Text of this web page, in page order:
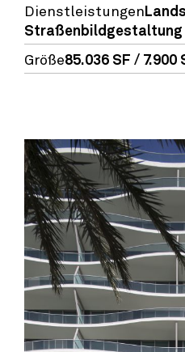
Dienstleistungen
Straßenbildgestaltung
Größe85.036 SF / 7.900